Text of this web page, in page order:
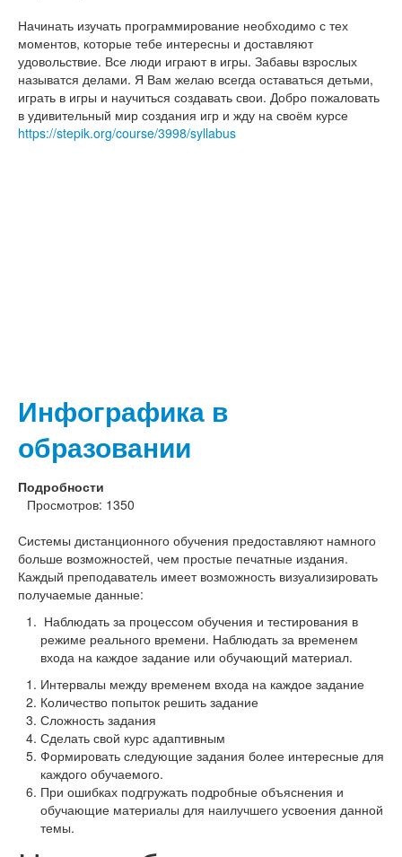
Начинать изучать программирование необходимо с тех
моментов, которые тебе интересны и доставляют
удовольствие. Все люди играют в игры. Забавы взрослых
называтся делами. Я Вам желаю всегда оставаться детьми,
играть в игры и научиться создавать свои. Добро пожаловать
в удивительный мир создания игр и жду на своём курсе
https://stepik.org/course/3998/syllabus
Инфографика в
образовании
Подробности
Просмотров: 1350
Системы дистанционного обучения предоставляют намного
больше возможностей, чем простые печатные издания.
Каждый преподаватель имеет возможность визуализировать
получаемые данные:
Наблюдать за процессом обучения и тестирования в
режиме реального времени. Наблюдать за временем
входа на каждое задание или обучающий материал.
Интервалы между временем входа на каждое задание
Количество попыток решить задание
Сложность задания
Сделать свой курс адаптивным
Формировать следующие задания более интересные для
каждого обучаемого.
При ошибках подгружать подробные объяснения и
обучающие материалы для наилучшего усвоения данной
темы.